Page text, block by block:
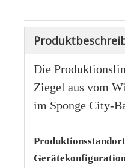
Die
Ziegel aus vom
im Sponge City-